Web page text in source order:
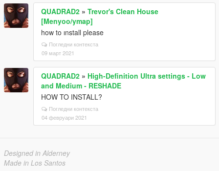
QUADRAD2 » Trevor's Clean House
[Menyoo/ymap]
how to ınstall please
Погледни контекста
09 март 2021
QUADRAD2 » High-Definition Ultra settings - Low
and Medium - RESHADE
HOW TO INSTALL?
Погледни контекста
04 февруари 2021
Designed in Alderney
Made in Los Santos